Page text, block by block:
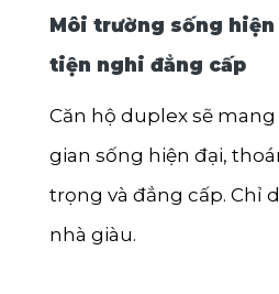
Môi trường sống
tiện nghi đẳng cấp
Căn hộ duplex sẽ
gian sống hiện đại,
trọng và đẳng cấp. Chỉ
nhà giàu.